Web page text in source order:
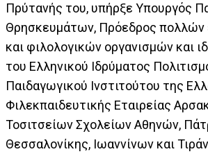
Πρύτανής του, υπήρξε Υπουργός
Θρησκευμάτων, Πρόεδρος πολλών
και φιλολογικών οργανισμών και
του Ελληνικού Ιδρύματος
Παιδαγωγικού Ινστιτούτου της
Φιλεκπαιδευτικής Εταιρείας
Τοσιτσείων Σχολείων Αθηνών,
Θεσσαλονίκης, Ιωαννίνων και